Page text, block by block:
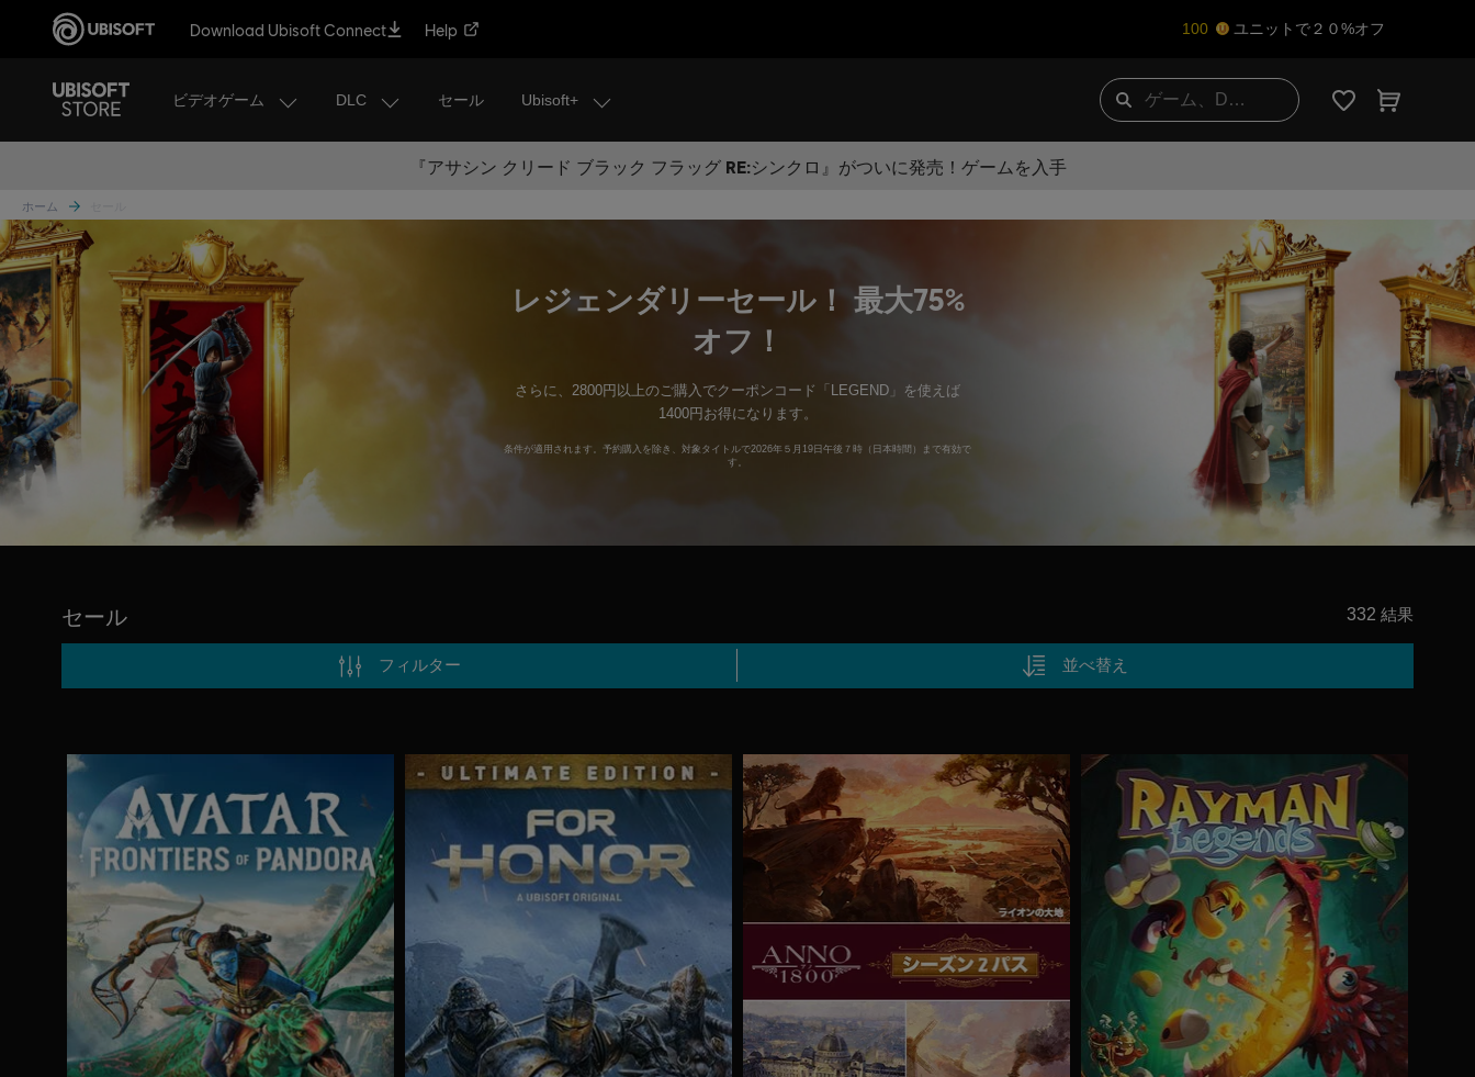
Download Ubisoft Connect Help 100 ユニットで２０%オフ
ビデオゲーム DLC セール Ubisoft+
『アサシン クリード ブラック フラッグ RE:シンクロ』がついに発売！ゲームを入手
ホーム
レジェンダリーセール！ 最大75%
オフ！
さらに、2800円以上のご購入でクーポンコード「LEGEND」を使えば
1400円お得になります。
条件が適用されます。予約購入を除き、対象タイトルで2026年５月19日午後７時（日本時間）まで有効で
す。
セール 332 結果
フィルター 並べ替え